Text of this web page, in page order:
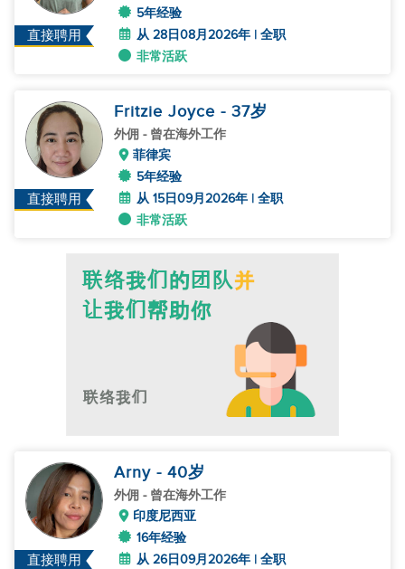
直接聘用
5年经验
从 28日08月2026年 | 全职
非常活跃
直接聘用
Fritzie Joyce - 37岁
外佣 - 曾在海外工作
菲律宾
5年经验
从 15日09月2026年 | 全职
非常活跃
直接聘用
Arny - 40岁
外佣 - 曾在海外工作
印度尼西亚
16年经验
从 26日09月2026年 | 全职